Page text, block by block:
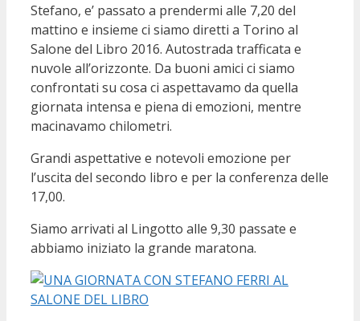
Stefano, e’ passato a prendermi alle 7,20 del
mattino e insieme ci siamo diretti a Torino al
Salone del Libro 2016. Autostrada trafficata e
nuvole all’orizzonte. Da buoni amici ci siamo
confrontati su cosa ci aspettavamo da quella
giornata intensa e piena di emozioni, mentre
macinavamo chilometri.
Grandi aspettative e notevoli emozione per
l’uscita del secondo libro e per la conferenza delle
17,00.
Siamo arrivati al Lingotto alle 9,30 passate e
abbiamo iniziato la grande maratona.